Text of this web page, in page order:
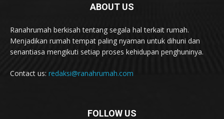
ABOUT US
Ranahrumah berkisah tentang segala hal terkait rumah.
Menjadikan rumah tempat paling nyaman untuk dihuni dan
senantiasa mengikuti setiap proses kehidupan penghuninya.
Contact us: redaksi@ranahrumah.com
FOLLOW US